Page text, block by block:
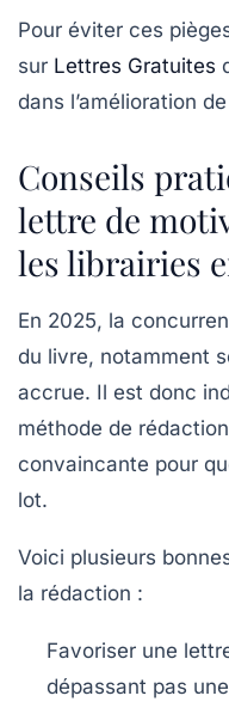
Pour éviter ces
sur Lettres Gratuites
dans l’amélioration
Conseils
lettre de
les librairies
En 2025, la
du livre, notamment
accrue. Il est donc
méthode de
convaincante pour
lot.
Voici plusieurs
la rédaction :
Favoriser une
dépassant pas